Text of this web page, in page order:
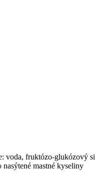
fruktózo-
nasýtené mastné